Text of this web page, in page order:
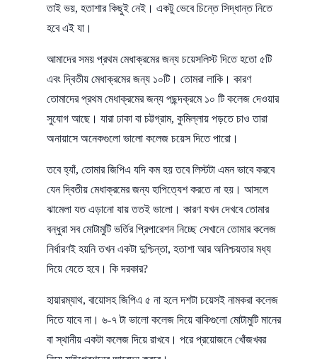
তাই ভয়, হতাশার কিছুই নেই। একটু ভেবে চিন্তে সিদ্ধান্ত নিতে
হবে এই যা।
আমাদের সময় প্রথম মেধাক্রমের জন্য চয়েসলিস্ট দিতে হতো ৫টি
এবং দ্বিতীয় মেধাক্রমের জন্য ১০টি। তোমরা লাকি। কারণ
তোমাদের প্রথম মেধাক্রমের জন্য পছন্দক্রমে ১০ টি কলেজ দেওয়ার
সুযোগ আছে। যারা ঢাকা বা চট্টগ্রাম, কুমিল্লায় পড়তে চাও তারা
অনায়াসে অনেকগুলো ভালো কলেজ চয়েস দিতে পারো।
তবে হ্যাঁ, তোমার জিপিএ যদি কম হয় তবে লিস্টটা এমন ভাবে করবে
যেন দ্বিতীয় মেধাক্রমের জন্য হাপিত্যেশ করতে না হয়। আসলে
ঝামেলা যত এড়ানো যায় ততই ভালো। কারণ যখন দেখবে তোমার
বন্ধুরা সব মোটামুটি ভর্তির প্রিপারেশন নিচ্ছে সেখানে তোমার কলেজ
নির্ধারণই হয়নি তখন একটা দুশ্চিন্তা, হতাশা আর অনিশ্চয়তার মধ্য
দিয়ে যেতে হবে। কি দরকার?
হায়ারম্যাথ, বায়োসহ জিপিএ ৫ না হলে দশটা চয়েসই নামকরা কলেজ
দিতে যাবে না। ৬-৭ টা ভালো কলেজ দিয়ে বাকিগুলো মোটামুটি মানের
বা স্থানীয় একটা কলেজ দিয়ে রাখবে। পরে প্রয়োজনে খোঁজখবর